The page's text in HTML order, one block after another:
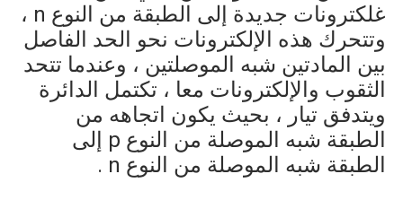
غلكترونات جديدة إلى الطبقة من النوع n ،
وتتحرك هذه الإلكترونات نحو الحد الفاصل
بين المادتين شبه الموصلتين ، وعندما تتحد
الثقوب والإلكترونات معا ، تكتمل الدائرة
ويتدفق تيار ، بحيث يكون اتجاهه من
الطبقة شبه الموصلة من النوع p إلى
الطبقة شبه الموصلة من النوع n
.